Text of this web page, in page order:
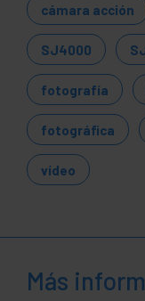
cámara acción
SJ4000
fotografía
fotográfica
vídeo
Más